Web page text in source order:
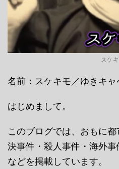
スケ
名前：スケキモ／ゆきキャ
はじめまして。
このブログでは、おもに
決事件・殺人事件・海外
などを掲載しています。